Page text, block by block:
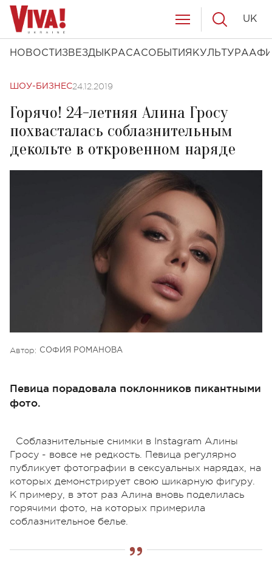
НОВОСТИ ЗВЕЗДЫ КРАСАСОБЫТИЯ КУЛЬТУРА
UK
ШОУ-БИЗНЕС24.12.2019
Горячо! 24-летняя Алина Гросу
похвасталась соблазнительным
декольте в откровенном наряде
Автор: СОФИЯ РОМАНОВА
Певица порадовала поклонников пикантными
фото.
Соблазнительные снимки в Instagram Алины
Гросу - вовсе не редкость. Певица регулярно
публикует фотографии в сексуальных нарядах, на
которых демонстрирует свою шикарную фигуру.
К примеру, в этот раз Алина вновь поделилась
горячими фото, на которых примерила
соблазнительное белье.